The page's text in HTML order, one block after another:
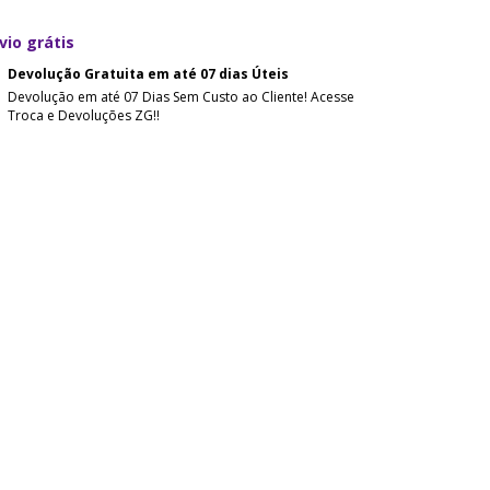
grátis
Devolução Gratuita em até 07 dias Úteis
Devolução em até 07 Dias Sem Custo ao Cliente! Acesse
Troca e Devoluções ZG!!